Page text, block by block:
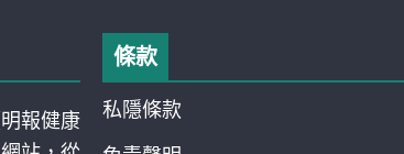
報健康
條款
私隱條款